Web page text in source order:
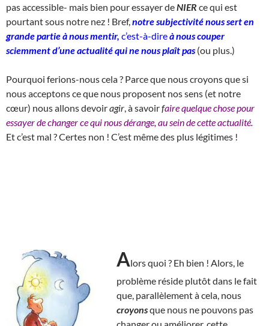
pas accessible- mais bien pour essayer deNIER ce qui est
pourtant sous notre nez ! Bref, notre subjectivité nous sert en
grande partie à nous mentir, c’est-à-direà nous couper
sciemment d’une actualité qui ne nous plaît pas(ou plus.)
Pourquoi ferions-nous cela ? Parce que nous croyons que si
nous acceptons ce que nous proposent nos sens (et notre
cœur) nous allons devoiragir , à savoirfaire quelque chose pour
essayer de changer ce qui nous dérange, au sein de cette actualité.
Et c’est mal ? Certes non ! C’est même des plus légitimes !
Alors quoi ? Eh bien ! Alors, le
problème réside plutôt dans le fait
que, parallèlement à cela, nous
croyonsque nous ne pouvons pas
changer ou améliorer, cette